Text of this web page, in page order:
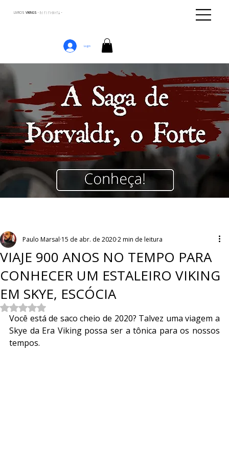
LIVROS VIKINGS · ᚢᛁᚴᛁᚴᛅᛒᛅᚴᛦ ·
Login
VIAJE 900 ANOS NO TEMPO PARA
CONHECER UM ESTALEIRO VIKING
EM SKYE, ESCÓCIA
Paulo Marsal 15 de abr. de 20202 min de leitura
Avaliado com NaN de 5 estrelas.
Você está de saco cheio de 2020? Talvez uma viagem a
Skye da Era Viking possa ser a tônica para os nossos
tempos.